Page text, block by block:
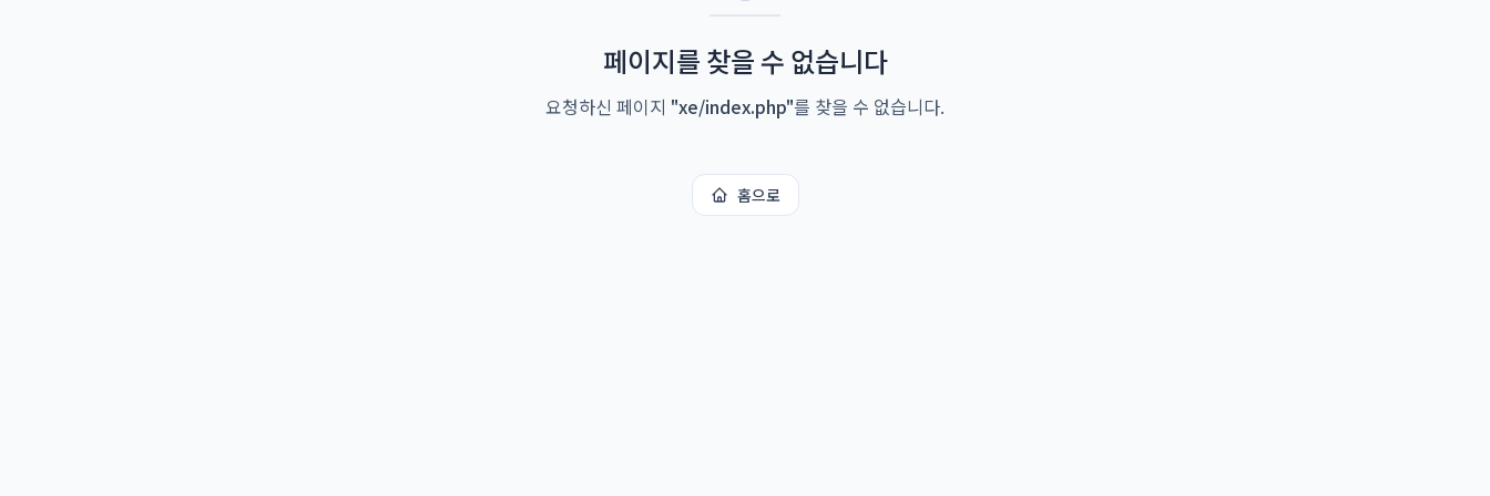
페이지를 찾을 수 없습니다
요청하신 페이지 "xe/index.php"를 찾을 수 없습니다.
홈으로